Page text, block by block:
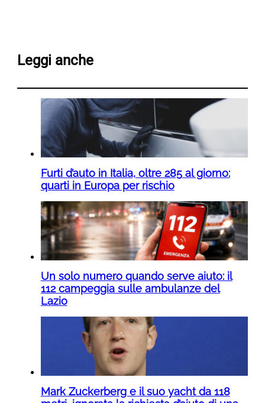
Leggi anche
Furti d’auto in Italia, oltre 285 al giorno:
quarti in Europa per rischio
Un solo numero quando serve aiuto: il
112 campeggia sulle ambulanze del
Lazio
Mark Zuckerberg e il suo yacht da 118